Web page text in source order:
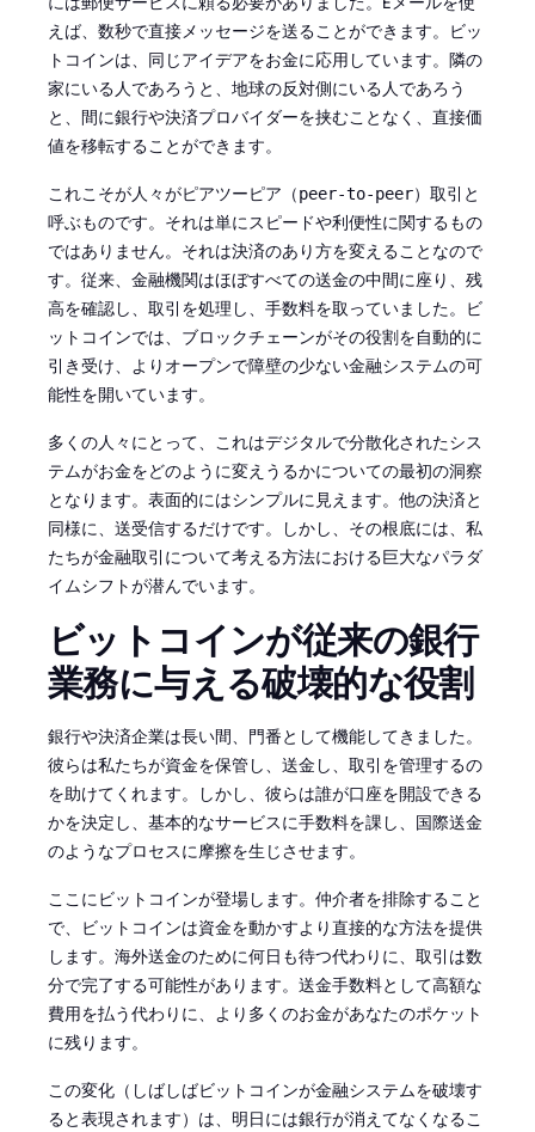
えば、数秒で直接メッセージを送ることができます。ビッ
トコインは、同じアイデアをお金に応用しています。隣の
家にいる人であろうと、地球の反対側にいる人であろう
と、間に銀行や決済プロバイダーを挟むことなく、直接価
値を移転することができます。
これこそが人々がピアツーピア（peer-to-peer）取引と
呼ぶものです。それは単にスピードや利便性に関するもの
ではありません。それは決済のあり方を変えることなので
す。従来、金融機関はほぼすべての送金の中間に座り、残
高を確認し、取引を処理し、手数料を取っていました。ビ
ットコインでは、ブロックチェーンがその役割を自動的に
引き受け、よりオープンで障壁の少ない金融システムの可
能性を開いています。
多くの人々にとって、これはデジタルで分散化されたシス
テムがお金をどのように変えうるかについての最初の洞察
となります。表面的にはシンプルに見えます。他の決済と
同様に、送受信するだけです。しかし、その根底には、私
たちが金融取引について考える方法における巨大なパラダ
イムシフトが潜んでいます。
ビットコインが従来の銀行
業務に与える破壊的な役割
銀行や決済企業は長い間、門番として機能してきました。
彼らは私たちが資金を保管し、送金し、取引を管理するの
を助けてくれます。しかし、彼らは誰が口座を開設できる
かを決定し、基本的なサービスに手数料を課し、国際送金
のようなプロセスに摩擦を生じさせます。
ここにビットコインが登場します。仲介者を排除すること
で、ビットコインは資金を動かすより直接的な方法を提供
します。海外送金のために何日も待つ代わりに、取引は数
分で完了する可能性があります。送金手数料として高額な
費用を払う代わりに、より多くのお金があなたのポケット
に残ります。
この変化（しばしばビットコインが金融システムを破壊す
ると表現されます）は、明日には銀行が消えてなくなるこ